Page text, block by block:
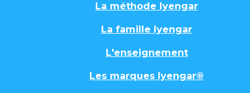
La méthode Iyengar
La famille Iyengar
L'enseignement
Les marques Iyengar®